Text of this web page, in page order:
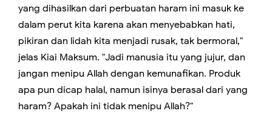
yang dihasilkan dari perbuatan haram ini masuk ke
dalam perut kita karena akan menyebabkan hati,
pikiran dan lidah kita menjadi rusak, tak bermoral,"
jelas Kiai Maksum. "Jadi manusia itu yang jujur, dan
jangan menipu Allah dengan kemunafikan. Produk
apa pun dicap halal, namun isinya berasal dari yang
haram? Apakah ini tidak menipu Allah?"